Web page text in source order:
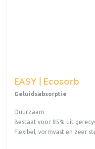
EASY | Ecosorb
Geluidsabsorptie
Duurzaam
Bestaat voor 85% uit
Flexibel, vormvast en zeer